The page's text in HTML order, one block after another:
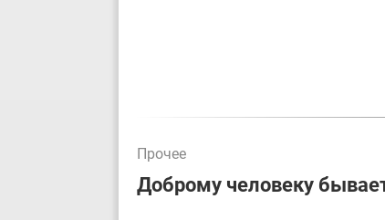
Прочее
Доброму человеку